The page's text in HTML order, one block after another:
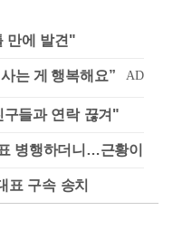
만에 발견"
구들과 연락 끊겨"
병행하더니…근황이
표 구속 송치